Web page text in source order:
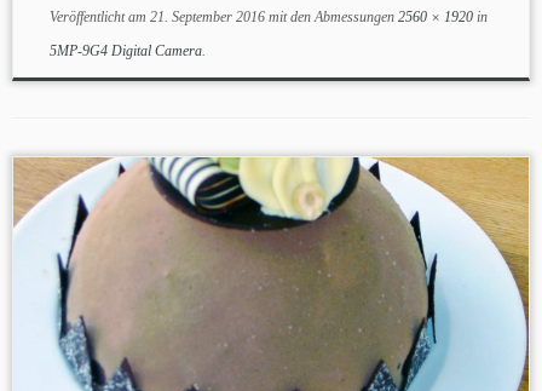
Veröffentlicht am 21. September 2016mit den Abmessungen2560 × 1920in
5MP-9G4 Digital Camera.